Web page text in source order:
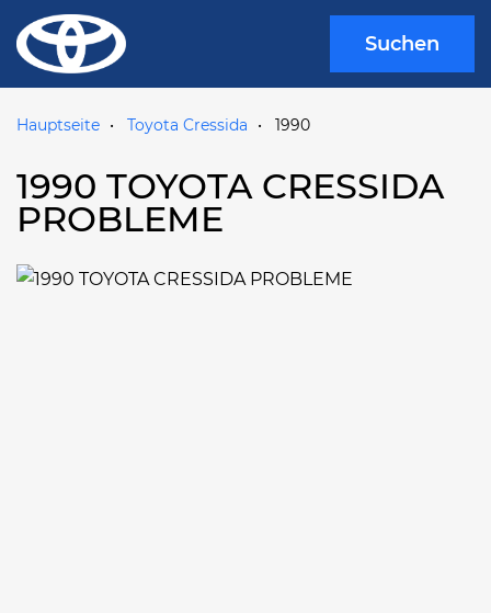
Suchen
Hauptseite Toyota Cressida 1990
1990 TOYOTA CRESSIDA
PROBLEME